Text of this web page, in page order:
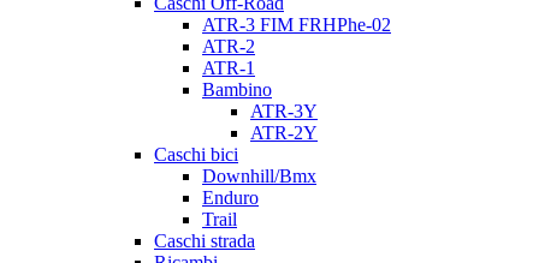
ATR-3 FIM FRHPhe-02
ATR-2
ATR-1
Bambino
ATR-3Y
ATR-2Y
Caschi bici
Downhill/Bmx
Enduro
Trail
Caschi strada